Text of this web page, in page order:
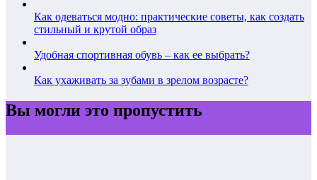
Как одеваться модно: практические советы, как создать
стильный и крутой образ
Удобная спортивная обувь – как ее выбрать?
Как ухаживать за зубами в зрелом возрасте?
Вы могли это пропустить